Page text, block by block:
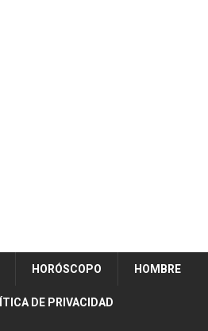
HORÓSCOPO HOMBRE
DE PRIVACIDAD